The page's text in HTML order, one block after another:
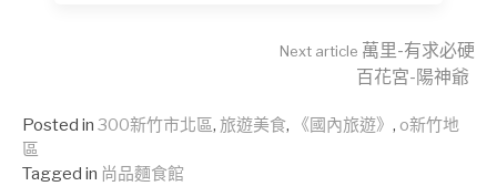
Reading
Next article 萬里-有求必硬
百花宮-陽神爺
Posted in 300新竹市北區, 旅遊美食, 《國內旅遊》 , o新竹地
區
Tagged in 尚品麵食館